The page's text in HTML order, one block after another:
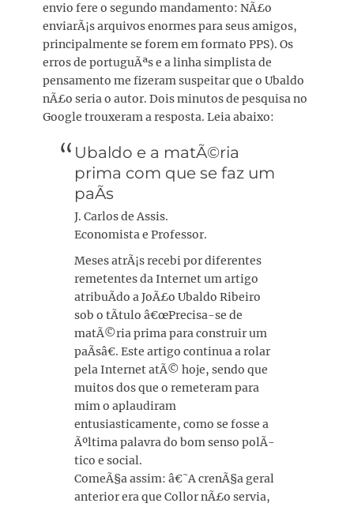
envio fere o segundo mandamento: NÃ£o
enviarÃ¡s arquivos enormes para seus amigos,
principalmente se forem em formato PPS). Os
erros de portuguÃªs e a linha simplista de
pensamento me fizeram suspeitar que o Ubaldo
nÃ£o seria o autor. Dois minutos de pesquisa no
Google trouxeram a resposta. Leia abaixo:
Ubaldo e a matÃ©ria
prima com que se faz um
paÃ­s
J. Carlos de Assis.
Economista e Professor.
Meses atrÃ¡s recebi por diferentes
remetentes da Internet um artigo
atribuÃ­do a JoÃ£o Ubaldo Ribeiro
sob o tÃ­tulo â€œPrecisa-se de
matÃ©ria prima para construir um
paÃ­sâ€. Este artigo continua a rolar
pela Internet atÃ© hoje, sendo que
muitos dos que o remeteram para
mim o aplaudiram
entusiasticamente, como se fosse a
Ãºltima palavra do bom senso polÃ­
tico e social.
ComeÃ§a assim: â€˜A crenÃ§a geral
anterior era que Collor nÃ£o servia,